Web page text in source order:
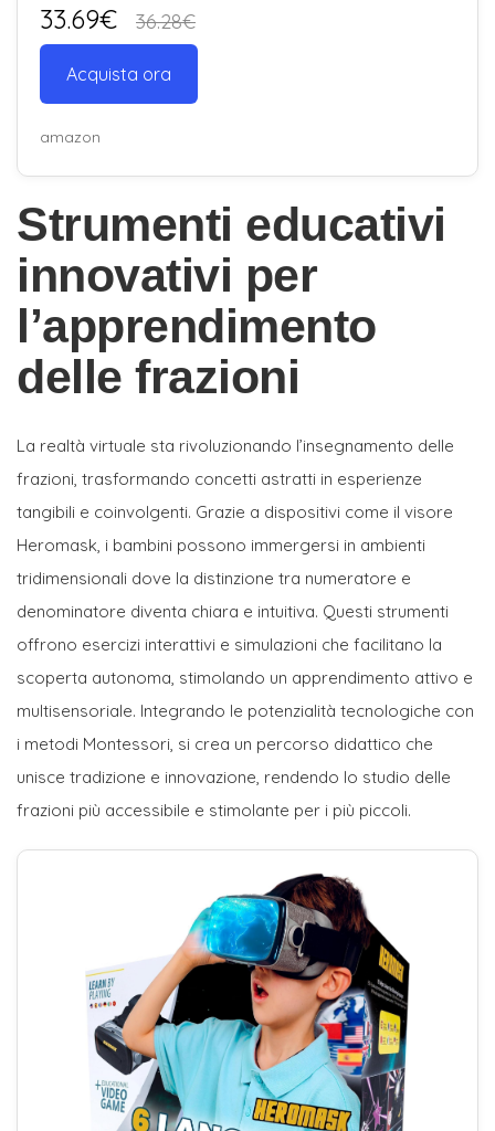
33.69€ 36.28€
Acquista ora
amazon
Strumenti educativi
innovativi per
l’apprendimento
delle frazioni
La realtà virtuale sta rivoluzionando l’insegnamento delle
frazioni, trasformando concetti astratti in esperienze
tangibili e coinvolgenti. Grazie a dispositivi come il visore
Heromask, i bambini possono immergersi in ambienti
tridimensionali dove la distinzione tra numeratore e
denominatore diventa chiara e intuitiva. Questi strumenti
offrono esercizi interattivi e simulazioni che facilitano la
scoperta autonoma, stimolando un apprendimento attivo e
multisensoriale. Integrando le potenzialità tecnologiche con
i metodi Montessori, si crea un percorso didattico che
unisce tradizione e innovazione, rendendo lo studio delle
frazioni più accessibile e stimolante per i più piccoli.